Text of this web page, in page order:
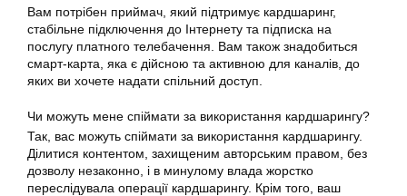
Вам потрібен приймач, який підтримує кардшаринг,
стабільне підключення до Інтернету та підписка на
послугу платного телебачення. Вам також знадобиться
смарт-карта, яка є дійсною та активною для каналів, до
яких ви хочете надати спільний доступ.
Чи можуть мене спіймати за використання кардшарингу?
Так, вас можуть спіймати за використання кардшарингу.
Ділитися контентом, захищеним авторським правом, без
дозволу незаконно, і в минулому влада жорстко
переслідувала операції кардшарингу. Крім того, ваш